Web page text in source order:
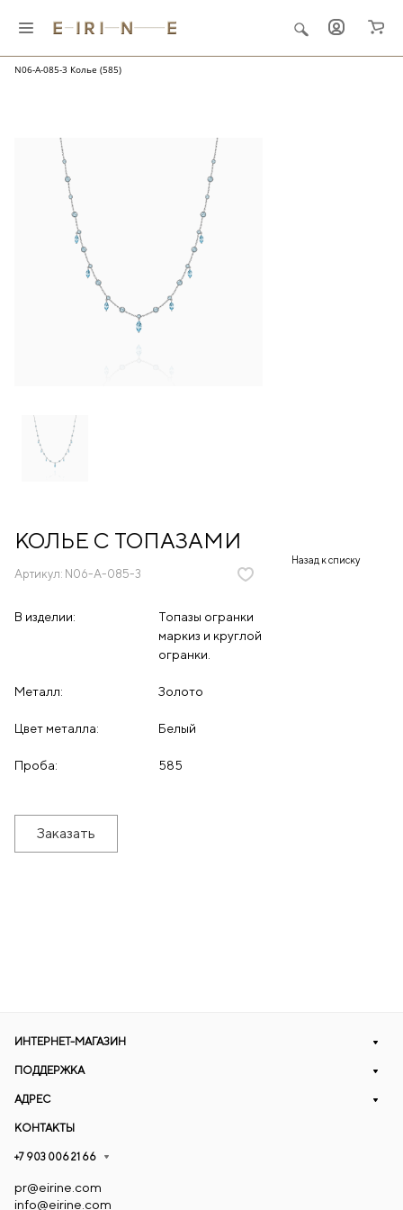
N06-A-085-3 Колье (585)
КОЛЬЕ С ТОПАЗАМИ
Артикул: N06-A-085-3
В изделии:
Топазы огранки
маркиз и круглой
огранки.
Металл: Золото
Цвет металла: Белый
Проба: 585
Заказать
Назад к списку
ИНТЕРНЕТ-МАГАЗИН
ПОДДЕРЖКА
АДРЕС
КОНТАКТЫ
+7 903 006 21 66
pr@eirine.com
info@eirine.com